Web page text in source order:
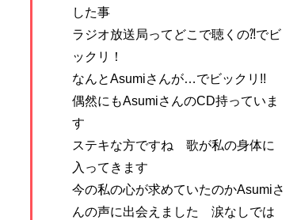
した事
ラジオ放送局ってどこで聴くの⁈でビ
ックリ！
なんとAsumiさんが…でビックリ!!
偶然にもAsumiさんのCD持っていま
す
ステキな方ですね 歌が私の身体に
入ってきます
今の私の心が求めていたのかAsumiさ
んの声に出会えました 涙なしでは